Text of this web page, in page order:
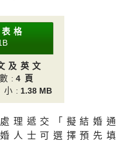
表格
B
及英文
:4頁
: 1.38 MB
理遞交「擬結婚通
人士可選擇預先填